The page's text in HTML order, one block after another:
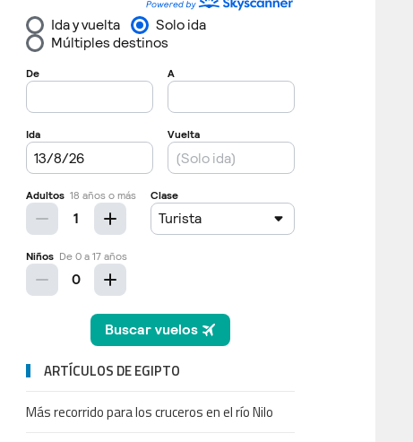
ARTÍCULOS DE EGIPTO
Más recorrido para los cruceros en el río Nilo